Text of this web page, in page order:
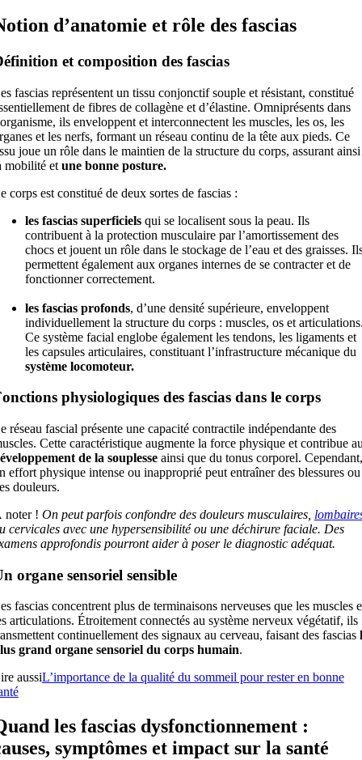
d’anatomie et rôle des fascias
et composition des fascias
fascias représentent un tissu conjonctif souple et résistant, constitué
de fibres de collagène et d’élastine. Omniprésents dans
ils enveloppent et interconnectent les muscles, les os, les
et les nerfs, formant un réseau continu de la tête aux pieds. Ce
joue un rôle dans le maintien de la structure du corps, assurant ainsi
mobilité et une bonne posture.
corps est constitué de deux sortes de fascias :
les fascias superficielsqui se localisent sous la peau. Ils
contribuent à la protection musculaire par l’amortissement des
chocs et jouent un rôle dans le stockage de l’eau et des graisses.
permettent également aux organes internes de se contracter et de
fonctionner correctement.
les fascias profonds, d’une densité supérieure, enveloppent
individuellement la structure du corps : muscles, os et
Ce système facial englobe également les tendons, les ligaments et
les capsules articulaires, constituant l’infrastructure mécanique du
système locomoteur.
physiologiques des fascias dans le corps
réseau fascial présente une capacité contractile indépendante des
Cette caractéristique augmente la force physique et contribue
de la souplesseainsi que du tonus corporel. Cependant,
effort physique intense ou inapproprié peut entraîner des blessures ou
douleurs.
noter ! On peut parfois confondre des douleurs musculaires,
cervicales avec une hypersensibilité ou une déchirure faciale. Des
approfondis pourront aider à poser le diagnostic adéquat.
organe sensoriel sensible
fascias concentrent plus de terminaisons nerveuses que les muscles
articulations. Étroitement connectés au système nerveux végétatif, ils
continuellement des signaux au cerveau, faisant des fascias
grand organe sensoriel du corps humain.
aussiL’importance de la qualité du sommeil pour rester en bonne
les fascias dysfonctionnement :
symptômes et impact sur la santé